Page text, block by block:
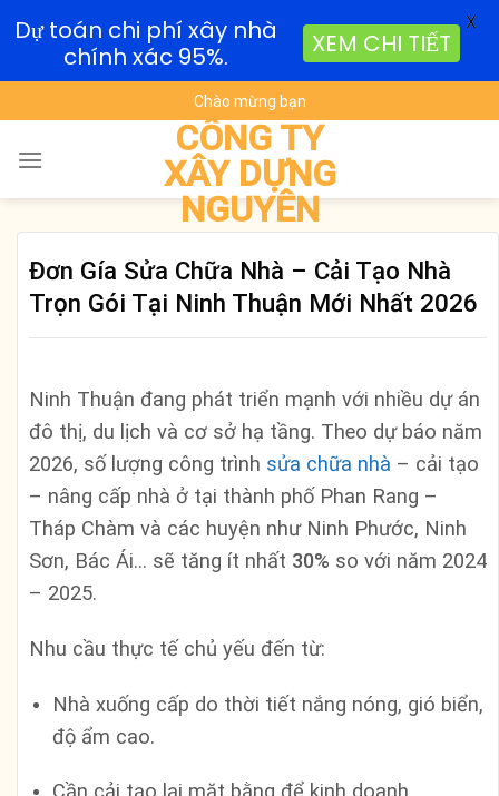
to
content
Chào mừng bạn
CÔNG TY
XÂY DỰNG
NGUYÊN
Đơn Gía Sửa Chữa Nhà – Cải Tạo Nhà
Trọn Gói Tại Ninh Thuận Mới Nhất 2026
Ninh Thuận đang phát triển mạnh với nhiều dự án
đô thị, du lịch và cơ sở hạ tầng. Theo dự báo năm
2026, số lượng công trình sửa chữa nhà – cải tạo
– nâng cấp nhà ở tại thành phố Phan Rang –
Tháp Chàm và các huyện như Ninh Phước, Ninh
Sơn, Bác Ái… sẽ tăng ít nhất 30% so với năm 2024
– 2025.
Nhu cầu thực tế chủ yếu đến từ:
Nhà xuống cấp do thời tiết nắng nóng, gió biển,
độ ẩm cao.
Dự toán chi phí xây nhà
chính xác 95%.
XEM CHI TIẾT
X